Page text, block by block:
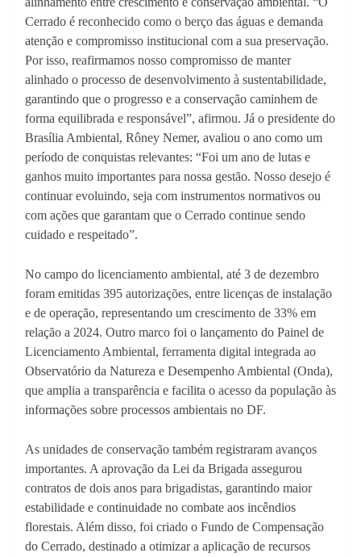
Cerrado é reconhecido como o berço das águas e demanda
atenção e compromisso institucional com a sua preservação.
Por isso, reafirmamos nosso compromisso de manter
alinhado o processo de desenvolvimento à sustentabilidade,
garantindo que o progresso e a conservação caminhem de
forma equilibrada e responsável”, afirmou. Já o presidente do
Brasília Ambiental, Rôney Nemer, avaliou o ano como um
período de conquistas relevantes: “Foi um ano de lutas e
ganhos muito importantes para nossa gestão. Nosso desejo é
continuar evoluindo, seja com instrumentos normativos ou
com ações que garantam que o Cerrado continue sendo
cuidado e respeitado”.
No campo do licenciamento ambiental, até 3 de dezembro
foram emitidas 395 autorizações, entre licenças de instalação
e de operação, representando um crescimento de 33% em
relação a 2024. Outro marco foi o lançamento do Painel de
Licenciamento Ambiental, ferramenta digital integrada ao
Observatório da Natureza e Desempenho Ambiental (Onda),
que amplia a transparência e facilita o acesso da população às
informações sobre processos ambientais no DF.
As unidades de conservação também registraram avanços
importantes. A aprovação da Lei da Brigada assegurou
contratos de dois anos para brigadistas, garantindo maior
estabilidade e continuidade no combate aos incêndios
florestais. Além disso, foi criado o Fundo de Compensação
do Cerrado, destinado a otimizar a aplicação de recursos